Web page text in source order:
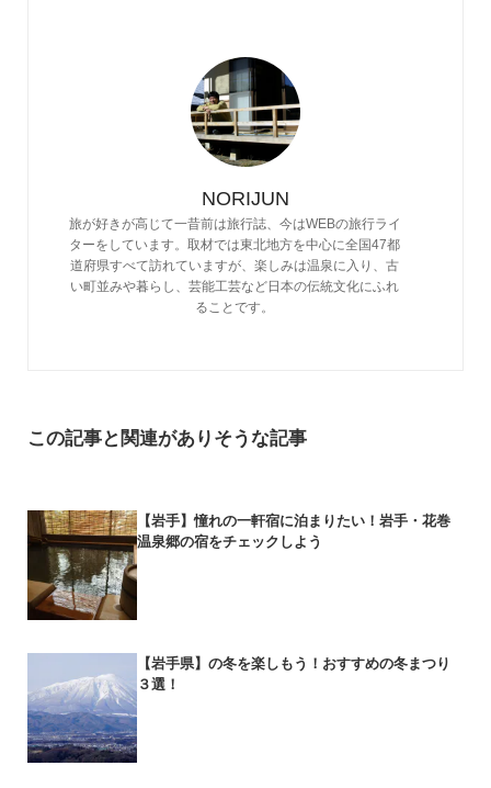
NORIJUN
旅が好きが高じて一昔前は旅行誌、今はWEBの旅行ライ
ターをしています。取材では東北地方を中心に全国47都
道府県すべて訪れていますが、楽しみは温泉に入り、古
い町並みや暮らし、芸能工芸など日本の伝統文化にふれ
ることです。
この記事と関連がありそうな記事
【岩手】憧れの一軒宿に泊まりたい！岩手・花巻
温泉郷の宿をチェックしよう
【岩手県】の冬を楽しもう！おすすめの冬まつり
３選！